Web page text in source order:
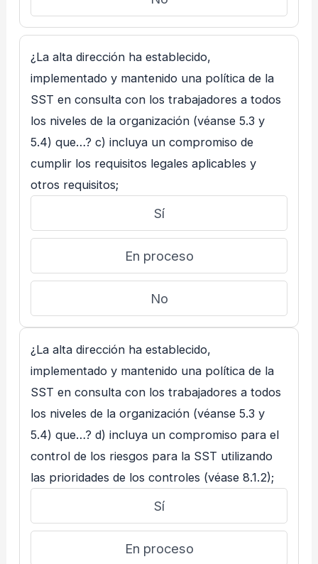
¿La alta dirección ha establecido,
implementado y mantenido una política de la
SST en consulta con los trabajadores a todos
los niveles de la organización (véanse 5.3 y
5.4) que…? c) incluya un compromiso de
cumplir los requisitos legales aplicables y
otros requisitos;
Sí
En proceso
No
¿La alta dirección ha establecido,
implementado y mantenido una política de la
SST en consulta con los trabajadores a todos
los niveles de la organización (véanse 5.3 y
5.4) que…? d) incluya un compromiso para el
control de los riesgos para la SST utilizando
las prioridades de los controles (véase 8.1.2);
Sí
En proceso